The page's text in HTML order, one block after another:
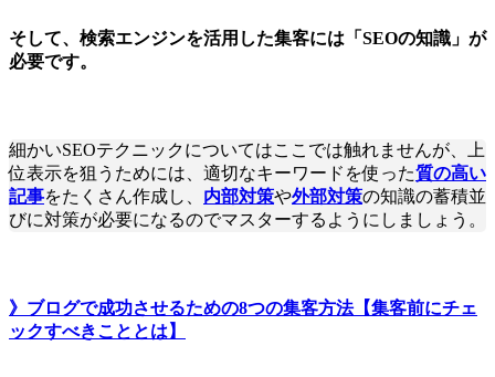
そして、検索エンジンを活用した集客には「SEOの知識」が
必要です。
細かいSEOテクニックについてはここでは触れませんが、上
位表示を狙うためには、適切なキーワードを使った質の高い
記事をたくさん作成し、 内部対策や外部対策の知識の蓄積並
びに対策が必要になるのでマスターするようにしましょう。
》ブログで成功させるための8つの集客方法【集客前にチェ
ックすべきこととは】